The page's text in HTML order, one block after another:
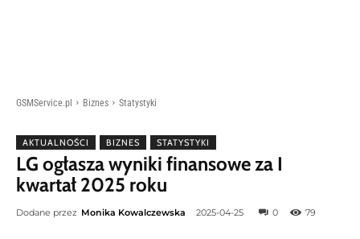
GSMService.pl Biznes Statystyki
AKTUALNOŚCI BIZNES STATYSTYKI
LG ogłasza wyniki finansowe za I
kwartał 2025 roku
Dodane przez Monika Kowalczewska 2025-04-25 0 79